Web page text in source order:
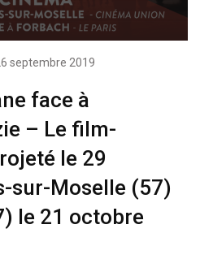
septembre 2019
face à
– Le film-
le 29
sur-Moselle (57)
le 21 octobre